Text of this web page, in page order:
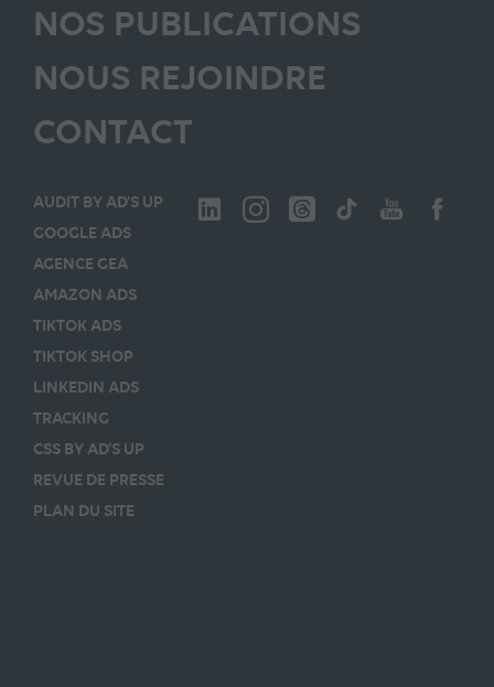
NOS PUBLICATIONS
NOUS REJOINDRE
CONTACT
AUDIT BY AD’S UP
GOOGLE ADS
AGENCE GEA
AMAZON ADS
TIKTOK ADS
TIKTOK SHOP
LINKEDIN ADS
TRACKING
CSS BY AD’S UP
REVUE DE PRESSE
PLAN DU SITE